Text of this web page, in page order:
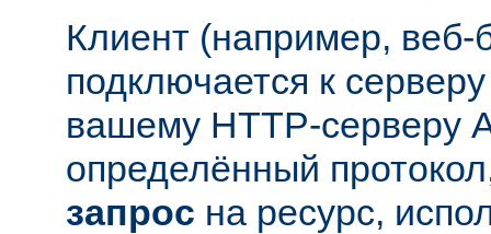
Клиент (например, веб-
подключается к
вашему HTTP-серверу
определённый
запрос на ресурс,